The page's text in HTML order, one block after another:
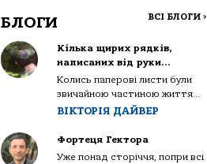
БЛОГИ ВСІ БЛОГИ >
Кілька щирих рядків,
написаних від руки…
Колись паперові листи були
звичайною частиною життя...
ВІКТОРІЯ ДАЙВЕР
Фортеця Гектора
Уже понад сторіччя, попри всі